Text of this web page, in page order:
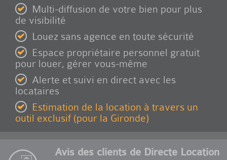
Multi-diffusion de votre bien pour plus
de visibilité
Louez sans agence en toute sécurité
Espace propriétaire personnel gratuit
pour louer, gérer vous-même
Alerte et suivi en direct avec les
locataires
Estimation de la location à travers un
outil exclusif (pour la Gironde)
Avis des clients de Directe Location